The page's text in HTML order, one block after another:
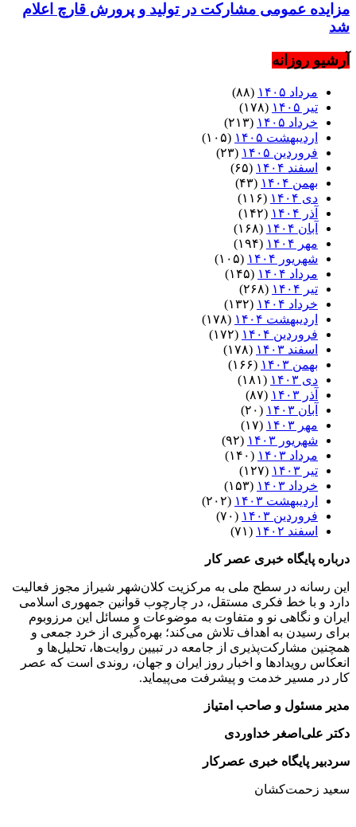
مزایده عمومی مشارکت در تولید و پرورش قارچ اعلام
شد
آرشیو روزانه
مرداد ۱۴۰۵
(۸۸)
تیر ۱۴۰۵
(۱۷۸)
خرداد ۱۴۰۵
(۲۱۳)
اردیبهشت ۱۴۰۵
(۱۰۵)
فروردین ۱۴۰۵
(۲۳)
اسفند ۱۴۰۴
(۶۵)
بهمن ۱۴۰۴
(۴۳)
دی ۱۴۰۴
(۱۱۶)
آذر ۱۴۰۴
(۱۴۲)
آبان ۱۴۰۴
(۱۶۸)
مهر ۱۴۰۴
(۱۹۴)
شهریور ۱۴۰۴
(۱۰۵)
مرداد ۱۴۰۴
(۱۴۵)
تیر ۱۴۰۴
(۲۶۸)
خرداد ۱۴۰۴
(۱۳۲)
اردیبهشت ۱۴۰۴
(۱۷۸)
فروردین ۱۴۰۴
(۱۷۲)
اسفند ۱۴۰۳
(۱۷۸)
بهمن ۱۴۰۳
(۱۶۶)
دی ۱۴۰۳
(۱۸۱)
آذر ۱۴۰۳
(۸۷)
آبان ۱۴۰۳
(۲۰)
مهر ۱۴۰۳
(۱۷)
شهریور ۱۴۰۳
(۹۲)
مرداد ۱۴۰۳
(۱۴۰)
تیر ۱۴۰۳
(۱۲۷)
خرداد ۱۴۰۳
(۱۵۳)
اردیبهشت ۱۴۰۳
(۲۰۲)
فروردین ۱۴۰۳
(۷۰)
اسفند ۱۴۰۲
(۷۱)
درباره پایگاه خبری عصر کار
این رسانه در سطح ملی به مرکزیت کلان‌شهر شیراز مجوز فعالیت
دارد و با خط فکری مستقل، در چارچوب قوانین جمهوری اسلامی
ایران و نگاهی نو و متفاوت به موضوعات ‌و مسائل این مرزوبوم
برای رسیدن به اهداف تلاش می‌کند؛ بهره‌گیری از خرد جمعی و
همچنین مشارکت‌پذیری از جامعه در تبیین روایت‌ها، تحلیل‌ها و
انعکاس رویدادها و اخبار روز ایران و جهان، روندی است که عصر
کار در مسیر خدمت و پیشرفت می‌پیماید.
مدیر مسئول و صاحب امتیاز
دکتر علی‌اصغر خداوردی
سردبیر پایگاه خبری عصرکار
سعید زحمت‌کشان